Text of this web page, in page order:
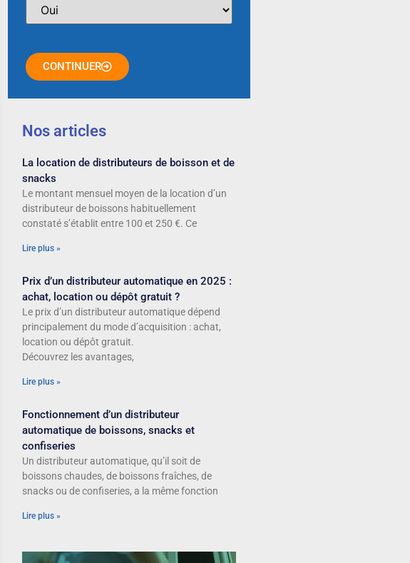
CONTINUER
Nos articles
La location de distributeurs de boisson et de
snacks
Le montant mensuel moyen de la location d’un
distributeur de boissons habituellement
constaté s’établit entre 100 et 250 €. Ce
Lire plus »
Prix d’un distributeur automatique en 2025 :
achat, location ou dépôt gratuit ?
Le prix d’un distributeur automatique dépend
principalement du mode d’acquisition : achat,
location ou dépôt gratuit.
Découvrez les avantages,
Lire plus »
Fonctionnement d’un distributeur
automatique de boissons, snacks et
confiseries
Un distributeur automatique, qu’il soit de
boissons chaudes, de boissons fraîches, de
snacks ou de confiseries, a la même fonction
Lire plus »